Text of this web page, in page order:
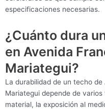
especificaciones necesarias.
¿Cuánto dura
en Avenida
Mariategui?
La durabilidad de un techo
Mariategui depende de
material, la exposición al